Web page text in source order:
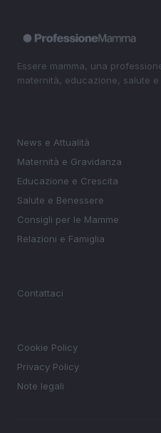
Essere mamma, una
maternità, educazione, salute
News e Attualità
Maternità e Gravidanza
Educazione e Crescita
Salute e Benessere
Consigli per le Mamme
Relazioni e Famiglia
Contattaci
Cookie Policy
Privacy Policy
Note legali